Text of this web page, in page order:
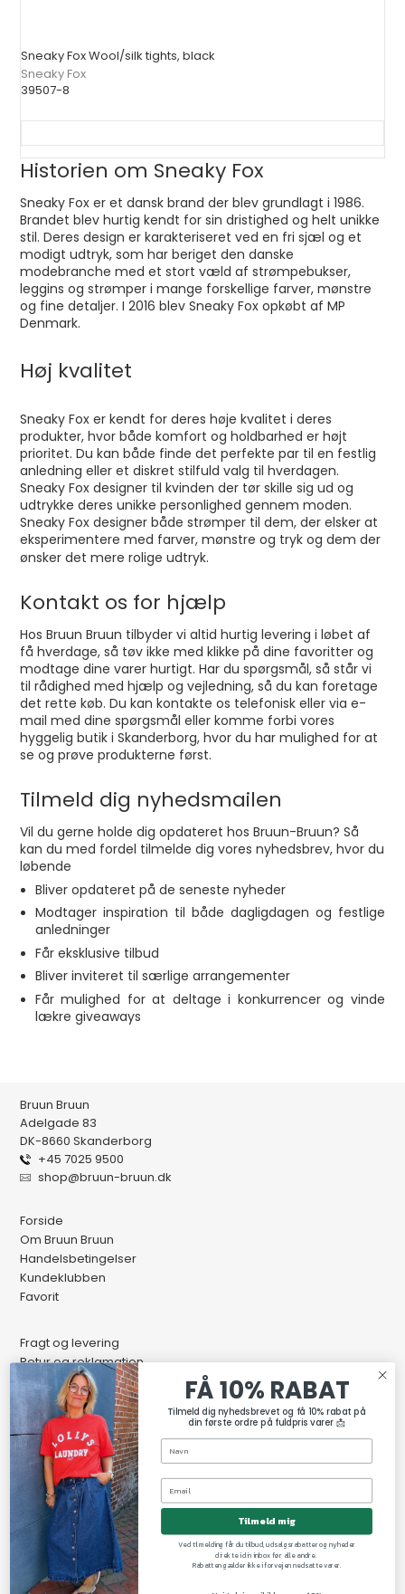
Sneaky Fox Wool/silk tights, black
Sneaky Fox
39507-8
Historien om Sneaky Fox
Sneaky Fox er et dansk brand der blev grundlagt i 1986.
Brandet blev hurtig kendt for sin dristighed og helt unikke
stil. Deres design er karakteriseret ved en fri sjæl og et
modigt udtryk, som har beriget den danske
modebranche med et stort væld af strømpebukser,
leggins og strømper i mange forskellige farver, mønstre
og fine detaljer. I 2016 blev Sneaky Fox opkøbt af MP
Denmark.
Høj kvalitet
Sneaky Fox er kendt for deres høje kvalitet i deres
produkter, hvor både komfort og holdbarhed er højt
prioritet. Du kan både finde det perfekte par til en festlig
anledning eller et diskret stilfuld valg til hverdagen.
Sneaky Fox designer til kvinden der tør skille sig ud og
udtrykke deres unikke personlighed gennem moden.
Sneaky Fox designer både strømper til dem, der elsker at
eksperimentere med farver, mønstre og tryk og dem der
ønsker det mere rolige udtryk.
Kontakt os for hjælp
Hos Bruun Bruun tilbyder vi altid hurtig levering i løbet af
få hverdage, så tøv ikke med klikke på dine favoritter og
modtage dine varer hurtigt. Har du spørgsmål, så står vi
til rådighed med hjælp og vejledning, så du kan foretage
det rette køb. Du kan kontakte os telefonisk eller via e-
mail med dine spørgsmål eller komme forbi vores
hyggelig butik i Skanderborg, hvor du har mulighed for at
se og prøve produkterne først.
Tilmeld dig nyhedsmailen
Vil du gerne holde dig opdateret hos Bruun-Bruun? Så
kan du med fordel tilmelde dig vores nyhedsbrev, hvor du
løbende
Bliver opdateret på de seneste nyheder
Modtager inspiration til både dagligdagen og festlige
anledninger
Får eksklusive tilbud
Bliver inviteret til særlige arrangementer
Får mulighed for at deltage i konkurrencer og vinde
lækre giveaways
Bruun Bruun
Adelgade 83
DK-8660 Skanderborg
+45 7025 9500
shop@bruun-bruun.dk
Forside
Om Bruun Bruun
Handelsbetingelser
Kundeklubben
Favorit
Fragt og levering
Retur og reklamation
Kontakt os
Butikkens åbningstider
FÅ 10% RABAT
Tilmeld dig nyhedsbrevet og få 10% rabat på
din første ordre på fuldpris varer 📩
Tilmeld mig
Ved tilmelding får du tilbud, udsalgsrabatter og nyheder
direkte i din inbox før alle andre.
Rabatten gælder ikke i forvejen nedsatte varer.